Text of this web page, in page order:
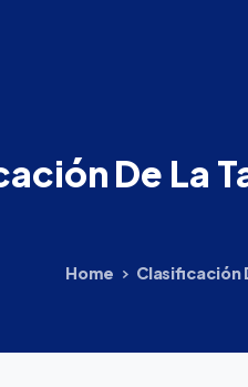
De La
Home Clasificación